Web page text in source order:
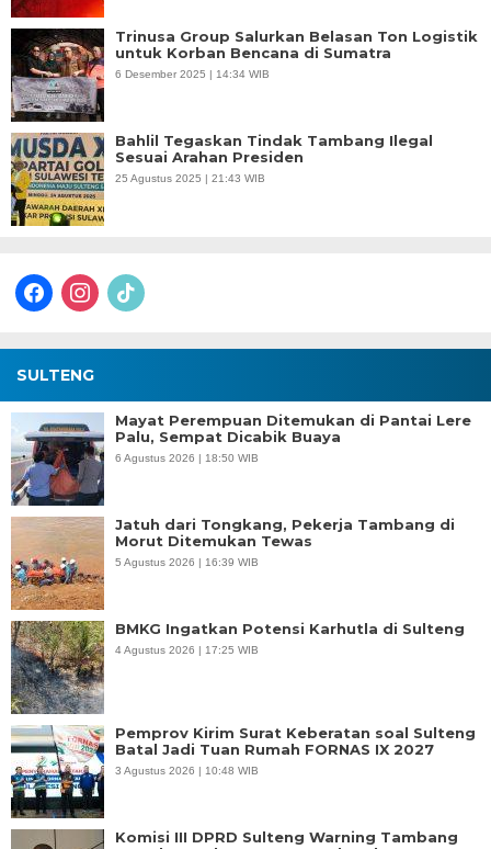
Trinusa Group Salurkan Belasan Ton Logistik
untuk Korban Bencana di Sumatra
6 Desember 2025 | 14:34 WIB
Bahlil Tegaskan Tindak Tambang Ilegal
Sesuai Arahan Presiden
25 Agustus 2025 | 21:43 WIB
facebookinstagram
tiktok
SULTENG
Mayat Perempuan Ditemukan di Pantai Lere
Palu, Sempat Dicabik Buaya
6 Agustus 2026 | 18:50 WIB
Jatuh dari Tongkang, Pekerja Tambang di
Morut Ditemukan Tewas
5 Agustus 2026 | 16:39 WIB
BMKG Ingatkan Potensi Karhutla di Sulteng
4 Agustus 2026 | 17:25 WIB
Pemprov Kirim Surat Keberatan soal Sulteng
Batal Jadi Tuan Rumah FORNAS IX 2027
3 Agustus 2026 | 10:48 WIB
Komisi III DPRD Sulteng Warning Tambang